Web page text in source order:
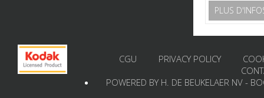
PLUS
CGU PRIVACY POLICY
POWERED BY H. DE BEUKELAER NV -